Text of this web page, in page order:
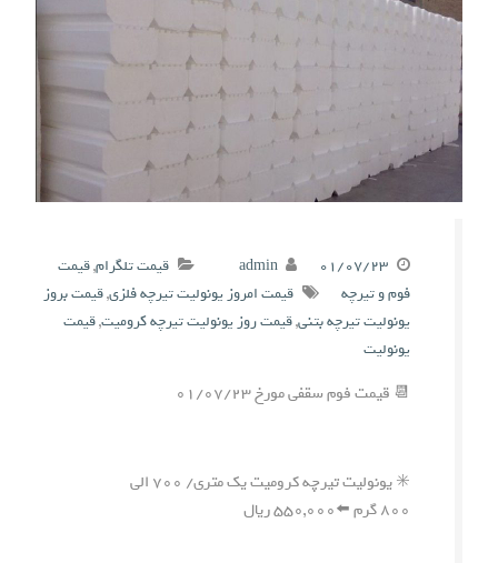
۰۱/۰۷/۲۳ admin قیمت تلگرام,قیمت
فوم و تیرچه
قیمت امروز یونولیت تیرچه فلزی,قیمت بروز
یونولیت تیرچه بتنی,قیمت روز یونولیت تیرچه کرومیت,قیمت
یونولیت
📆 قیمت فوم سقفی مورخ ۰۱/۰۷/۲۳
✳️ یونولیت تیرچه کرومیت یک متری/ ۷۰۰ الی
۸۰۰ گرم ⬅️۵۵۰,۰۰۰ ریال